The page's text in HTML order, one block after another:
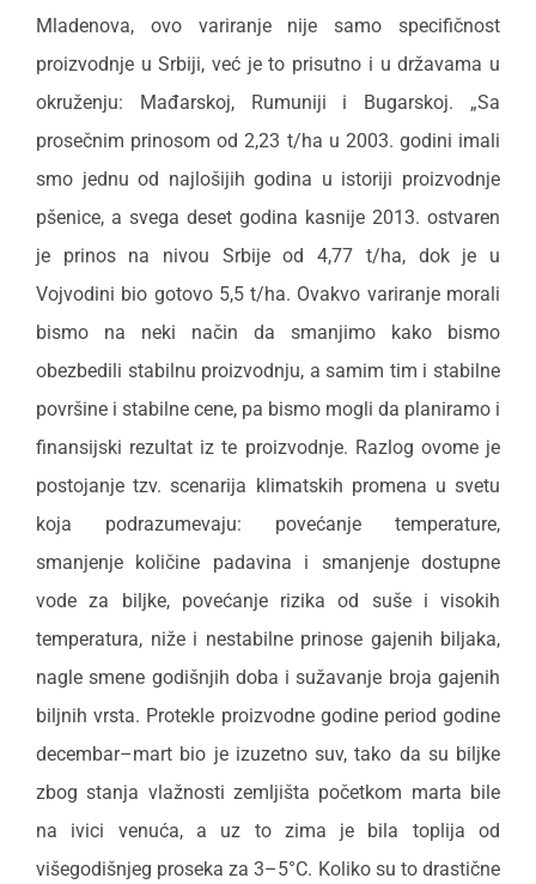
Mladenova, ovo variranje nije samo specifičnost
proizvodnje u Srbiji, već je to prisutno i u državama u
okruženju: Mađarskoj, Rumuniji i Bugarskoj. „Sa
prosečnim prinosom od 2,23 t/ha u 2003. godini imali
smo jednu od najlošijih godina u istoriji proizvodnje
pšenice, a svega deset godina kasnije 2013. ostvaren
je prinos na nivou Srbije od 4,77 t/ha, dok je u
Vojvodini bio gotovo 5,5 t/ha. Ovakvo variranje morali
bismo na neki način da smanjimo kako bismo
obezbedili stabilnu proizvodnju, a samim tim i stabilne
površine i stabilne cene, pa bismo mogli da planiramo i
finansijski rezultat iz te proizvodnje. Razlog ovome je
postojanje tzv. scenarija klimatskih promena u svetu
koja podrazumevaju: povećanje temperature,
smanjenje količine padavina i smanjenje dostupne
vode za biljke, povećanje rizika od suše i visokih
temperatura, niže i nestabilne prinose gajenih biljaka,
nagle smene godišnjih doba i sužavanje broja gajenih
biljnih vrsta. Protekle proizvodne godine period godine
decembar–mart bio je izuzetno suv, tako da su biljke
zbog stanja vlažnosti zemljišta početkom marta bile
na ivici venuća, a uz to zima je bila toplija od
višegodišnjeg proseka za 3–5°C. Koliko su to drastične